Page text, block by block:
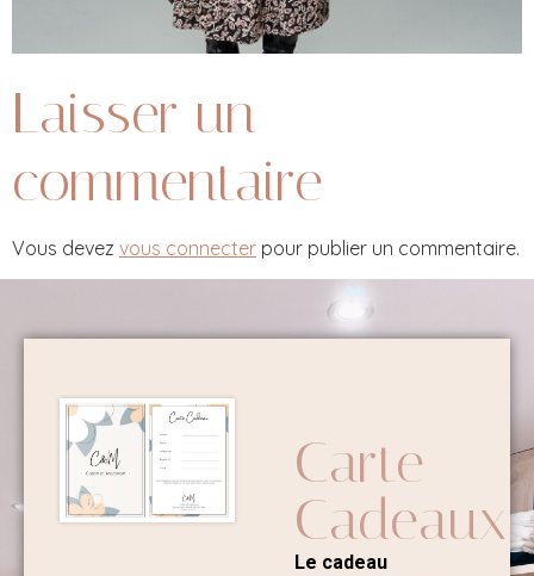
Laisser un
commentaire
Vous devez vous connecter pour publier un commentaire.
Carte
Cadeaux
Le cadeau